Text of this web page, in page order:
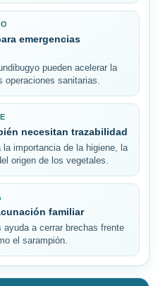
emergencias
pueden acelerar la
operaciones sanitarias.
necesitan trazabilidad
la importancia de la higiene, la
origen de los vegetales.
familiar
a cerrar brechas frente
el sarampión.